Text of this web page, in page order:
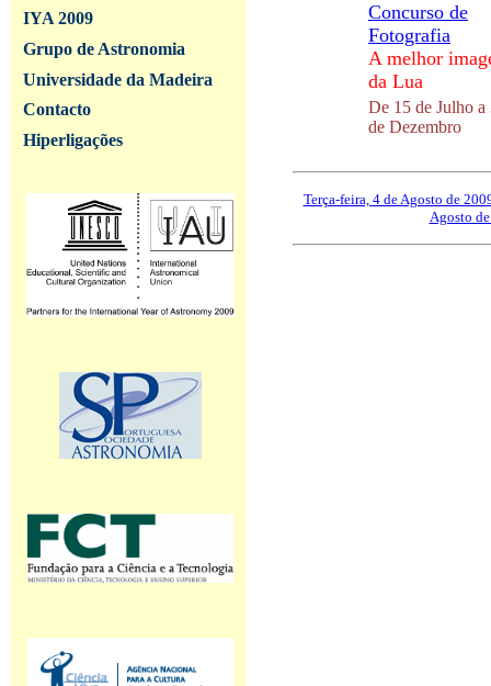
IYA 2009
Grupo de Astronomia
Universidade da Madeira
Contacto
Hiperligações
Concurso de
Fotografia
A melhor
da Lua
De 15 de Julho a
de Dezembro
Terça-feira, 4 de Agosto de
Agosto